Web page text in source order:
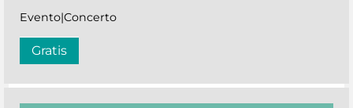
Evento|Concerto
Gratis